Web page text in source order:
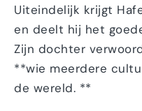
Uiteindelijk krijgt
en deelt hij het
Zijn dochter
**wie meerdere
de wereld. **